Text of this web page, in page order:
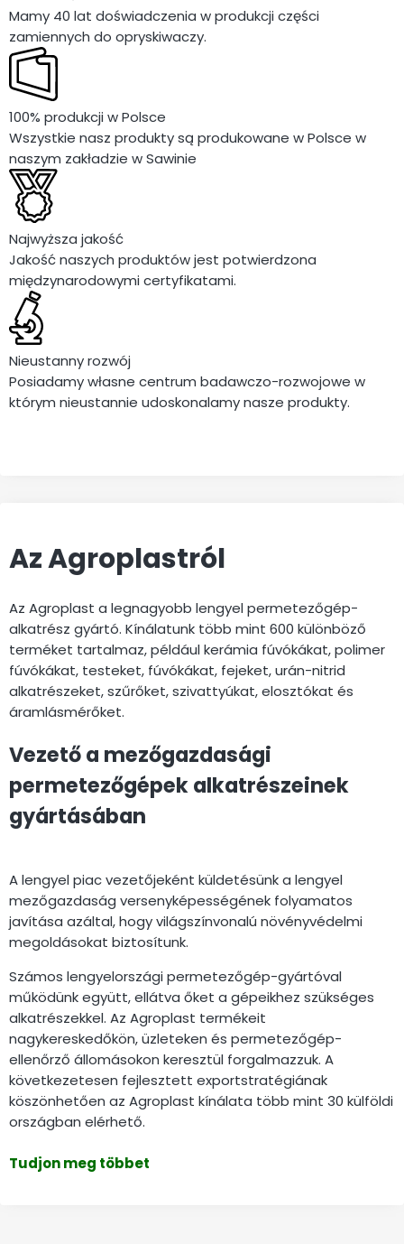
Mamy 40 lat doświadczenia w produkcji części
zamiennych do opryskiwaczy.
100% produkcji w Polsce
Wszystkie nasz produkty są produkowane w Polsce w
naszym zakładzie w Sawinie
Najwyższa jakość
Jakość naszych produktów jest potwierdzona
międzynarodowymi certyfikatami.
Nieustanny rozwój
Posiadamy własne centrum badawczo-rozwojowe w
którym nieustannie udoskonalamy nasze produkty.
Az Agroplastról
Az Agroplast a legnagyobb lengyel permetezőgép-
alkatrész gyártó. Kínálatunk több mint 600 különböző
terméket tartalmaz, például kerámia fúvókákat, polimer
fúvókákat, testeket, fúvókákat, fejeket, urán-nitrid
alkatrészeket, szűrőket, szivattyúkat, elosztókat és
áramlásmérőket.
Vezető a mezőgazdasági
permetezőgépek alkatrészeinek
gyártásában
A lengyel piac vezetőjeként küldetésünk a lengyel
mezőgazdaság versenyképességének folyamatos
javítása azáltal, hogy világszínvonalú növényvédelmi
megoldásokat biztosítunk.
Számos lengyelországi permetezőgép-gyártóval
működünk együtt, ellátva őket a gépeikhez szükséges
alkatrészekkel. Az Agroplast termékeit
nagykereskedőkön, üzleteken és permetezőgép-
ellenőrző állomásokon keresztül forgalmazzuk. A
következetesen fejlesztett exportstratégiának
köszönhetően az Agroplast kínálata több mint 30 külföldi
országban elérhető.
Tudjon meg többet